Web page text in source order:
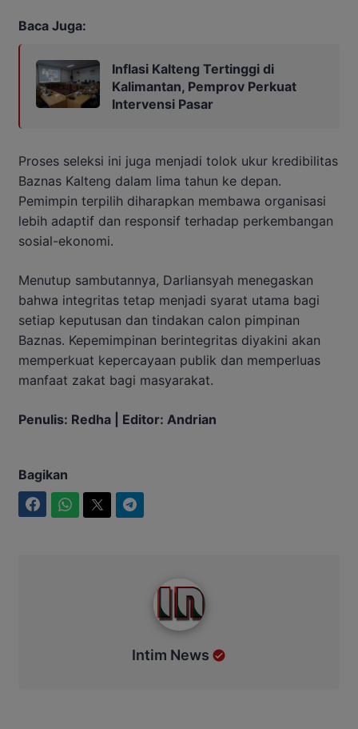
Baca Juga:
Inflasi Kalteng Tertinggi di
Kalimantan, Pemprov Perkuat
Intervensi Pasar
Proses seleksi ini juga menjadi tolok ukur kredibilitas
Baznas Kalteng dalam lima tahun ke depan.
Pemimpin terpilih diharapkan membawa organisasi
lebih adaptif dan responsif terhadap perkembangan
sosial-ekonomi.
Menutup sambutannya, Darliansyah menegaskan
bahwa integritas tetap menjadi syarat utama bagi
setiap keputusan dan tindakan calon pimpinan
Baznas. Kepemimpinan berintegritas diyakini akan
memperkuat kepercayaan publik dan memperluas
manfaat zakat bagi masyarakat.
Penulis: Redha | Editor: Andrian
Bagikan
Intim News